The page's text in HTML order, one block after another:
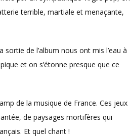
terrible, martiale et menaçante,
sortie de l’album nous ont mis l’eau à
et on s’étonne presque que ce
de la musique de France. Ces jeux
de paysages mortifères qui
Et quel chant !